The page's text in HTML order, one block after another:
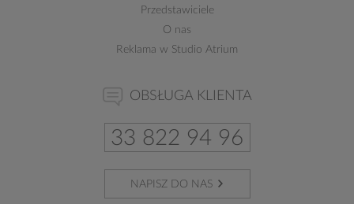
Przedstawiciele
O nas
Reklama w Studio Atrium
OBSŁUGA KLIENTA
33 822 94 96
NAPISZ DO NAS